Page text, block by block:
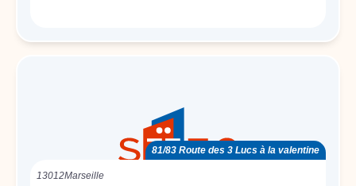
81/83 Route des 3 Lucs à la valentine
13012Marseille